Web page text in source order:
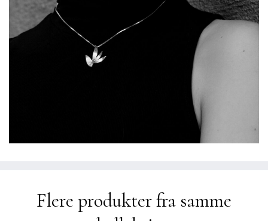
Flere produkter fra samme